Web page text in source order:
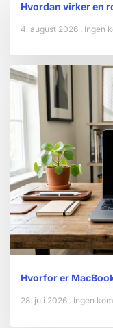
Hvordan virker en
4. august 2026 Ingen
Hvorfor er
28. juli 2026 Ingen